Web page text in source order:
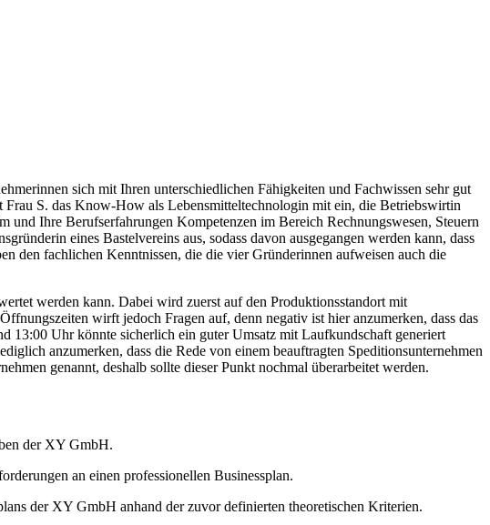
sich mit Ihren unterschiedlichen Fähigkeiten und Fachwissen sehr gut
Frau S. das Know-How als Lebensmitteltechnologin mit ein, die Betriebswirtin
Ihre Berufserfahrungen Kompetenzen im Bereich Rechnungswesen, Steuern
eines Bastelvereins aus, sodass davon ausgegangen werden kann, dass
den fachlichen Kenntnissen, die die vier Gründerinnen aufweisen auch die
werden kann. Dabei wird zuerst auf den Produktionsstandort mit
wirft jedoch Fragen auf, denn negativ ist hier anzumerken, dass das
13:00 Uhr könnte sicherlich ein guter Umsatz mit Laufkundschaft generiert
anzumerken, dass die Rede von einem beauftragten Speditionsunternehmen
genannt, deshalb sollte dieser Punkt nochmal überarbeitet werden.
der XY GmbH.
an einen professionellen Businessplan.
der XY GmbH anhand der zuvor definierten theoretischen Kriterien.